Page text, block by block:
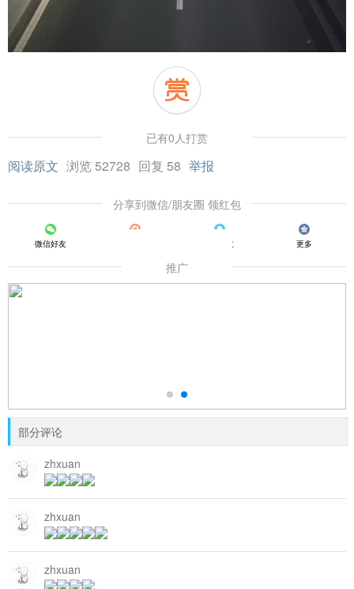
已有0人打赏
阅读原文 浏览 52728 回复 58 举报
分享到微信/朋友圈 领红包
微信好友 QQ好友 更多
推广
部分评论
zhxuan
zhxuan
zhxuan